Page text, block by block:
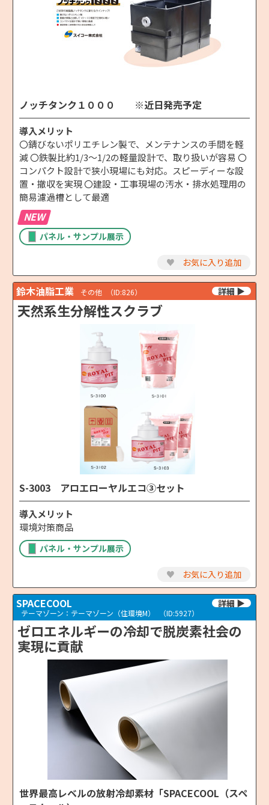
ノッチタンク１０００ ※近日発売予定
導入メリット
〇錆びないポリエチレン製で、メンテナンスの手間を軽
減 〇鉄製比約1/3～1/2の軽量設計で、取り扱いが容易 〇
コンパクト設計で狭小現場にも対応。スピーディーな設
置・撤収を実現 〇建設・工事現場の汚水・排水処理用の
簡易濾過槽として最適
NEW
パネル・サンプル展示
♥ お気に入り追加
鈴木油脂工業 その他 （ID:826）
天然系生分解性スクラブ
S-3003 アロエローヤルエコ③セット
導入メリット
環境対策商品
パネル・サンプル展示
♥ お気に入り追加
SPACECOOL
テーマゾーン：テーマゾーン（住環境M） （ID:5927）
ゼロエネルギーの冷却で脱炭素社会の
実現に貢献
世界最高レベルの放射冷却素材「SPACECOOL（スペ